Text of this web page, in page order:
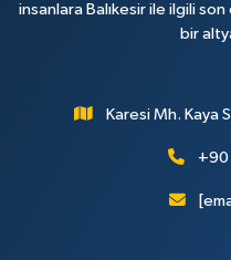
insanlara Balıkesir ile ilgili
bir
Karesi Mh. Kaya
+90